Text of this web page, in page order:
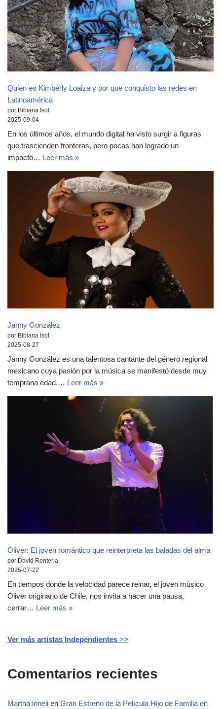
Quien es Kimberly Loaiza y por que conquisto las redes en
Latinoamérica
por Bibiana Isol
2025-09-04
En los últimos años, el mundo digital ha visto surgir a figuras
que trascienden fronteras, pero pocas han logrado un
impacto… Leer más »
Janny González
por Bibiana Isol
2025-08-27
Janny González es una talentosa cantante del género regional
mexicano cuya pasión por la música se manifestó desde muy
temprana edad.… Leer más »
Óliver: El joven romántico que reinterpreta las baladas del alma
por David Renteria
2025-07-22
En tiempos donde la velocidad parece reinar, el joven músico
Óliver originario de Chile, nos invita a hacer una pausa,
cerrar… Leer más »
Ver más artistas Independientes >>
Comentarios recientes
Martha loneli en Gran Estreno de la Película Hijo de Familia en